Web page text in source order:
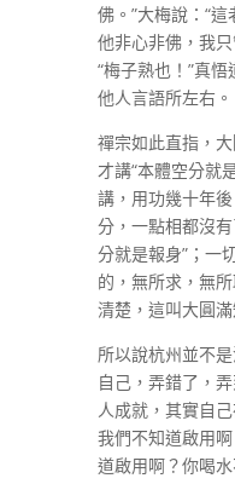
佛。”大梅說：“
他非心非佛，我
“梅子熟也！”真
他人言語所左右。
禪宗如此直指，
才講“本體空分就
講，用功幾十年
分，一點相都沒
分就是報身”；一
的，無所求，無
清楚，這叫大圓滿
所以說杭州並不
自己，弄錯了，
人成就，其實自
我們不知道啟用
道啟用啊？你喝